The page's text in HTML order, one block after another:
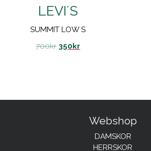
LEVI´S
SUMMIT LOW S
700kr 350kr
Webshop
DAMSKOR
HERRSKOR